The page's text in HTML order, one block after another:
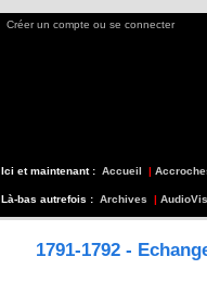
Créer un compte ou se connecter
Ici et maintenant : Accueil |
Là-bas autrefois : Archives |
1791-1792 -